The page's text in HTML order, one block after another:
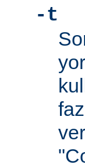
-t